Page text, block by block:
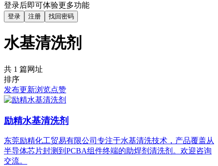
登录后即可体验更多功能
登录 注册 找回密码
水基清洗剂
共 1 篇网址
排序
发布更新浏览点赞
励精水基清洗剂
东莞励精化工贸易有限公司专注于水基清洗技术，产品覆盖从
半导体芯片封测到PCBA组件终端的助焊剂清洗剂。欢迎咨询
交流。